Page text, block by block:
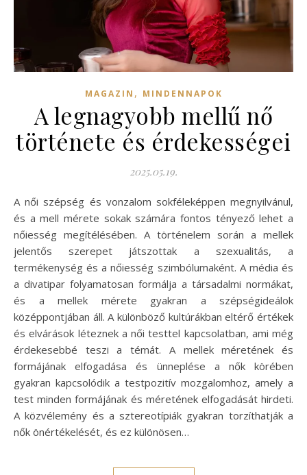
MAGAZIN , MINDENNAPOK
A legnagyobb mellű nő
története és érdekességei
2025.05.19.
A női szépség és vonzalom sokféleképpen megnyilvánul,
és a mell mérete sokak számára fontos tényező lehet a
nőiesség megítélésében. A történelem során a mellek
jelentős szerepet játszottak a szexualitás, a
termékenység és a nőiesség szimbólumaként. A média és
a divatipar folyamatosan formálja a társadalmi normákat,
és a mellek mérete gyakran a szépségideálok
középpontjában áll. A különböző kultúrákban eltérő értékek
és elvárások léteznek a női testtel kapcsolatban, ami még
érdekesebbé teszi a témát. A mellek méretének és
formájának elfogadása és ünneplése a nők körében
gyakran kapcsolódik a testpozitív mozgalomhoz, amely a
test minden formájának és méretének elfogadását hirdeti.
A közvélemény és a sztereotípiák gyakran torzíthatják a
nők önértékelését, és ez különösen…